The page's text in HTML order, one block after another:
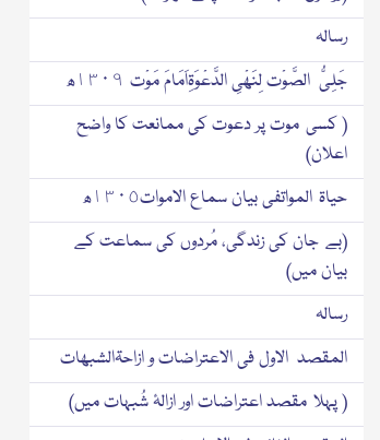
رسالہ
جَلِیُّ الصَّوْت لِنَھْیِ الدَّعْوَۃِاَمَامَ مَوْت ١٣٠٩ھ
( کسی موت پر دعوت کی ممانعت کا واضح
اعلان)
حیاۃ المواتفی بیان سماع الاموات١٣٠٥ھ
(بے جان کی زندگی، مُردوں کی سماعت کے
بیان میں)
رسالہ
المقصد الاول فی الاعتراضات و ازاحۃالشبھات
( پہلا مقصد اعتراضات اور ازالۂ شُبہات میں)